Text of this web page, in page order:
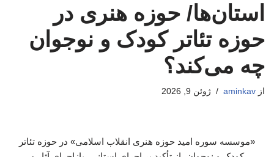
استان‌ها/ حوزه هنری در
حوزه تئاتر کودک و نوجوان
چه می‌کند؟
از aminkav ژوئن 9, 2026
«موسسه سوره امید حوزه هنری انقلاب اسلامی» در حوزه تئاتر